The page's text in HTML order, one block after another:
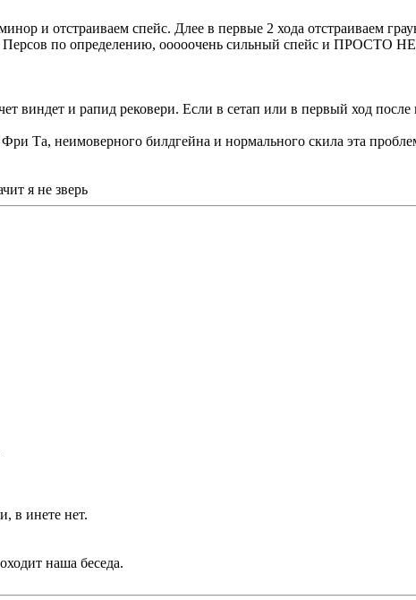
и отстраиваем спейс. Длее в первые 2 хода отстраиваем
Персов по определению, ооооочень сильный спейс и
виндет и рапид рековери. Если в сетап или в первый ход
Та, неимоверного билдгейна и нормального скила эта
я не зверь
в инете нет.
наша беседа.